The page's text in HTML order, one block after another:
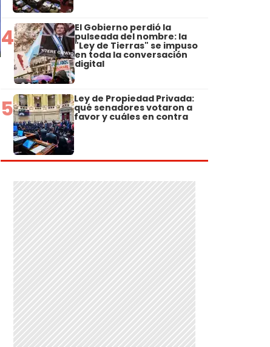
4 El Gobierno perdió la
pulseada del nombre: la
"Ley de Tierras" se impuso
en toda la conversación
digital
5 Ley de Propiedad Privada:
qué senadores votaron a
favor y cuáles en contra